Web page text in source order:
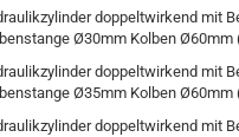
doppeltwirkend mit
Ø30mm Kolben Ø60mm
doppeltwirkend mit
Ø35mm Kolben Ø60mm
doppeltwirkend mit